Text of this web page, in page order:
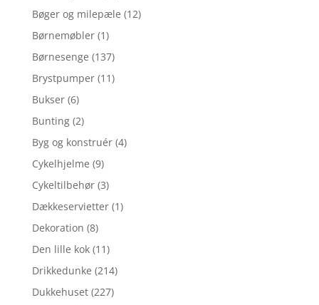
Bøger og milepæle (12)
Børnemøbler (1)
Børnesenge (137)
Brystpumper (11)
Bukser (6)
Bunting (2)
Byg og konstruér (4)
Cykelhjelme (9)
Cykeltilbehør (3)
Dækkeservietter (1)
Dekoration (8)
Den lille kok (11)
Drikkedunke (214)
Dukkehuset (227)